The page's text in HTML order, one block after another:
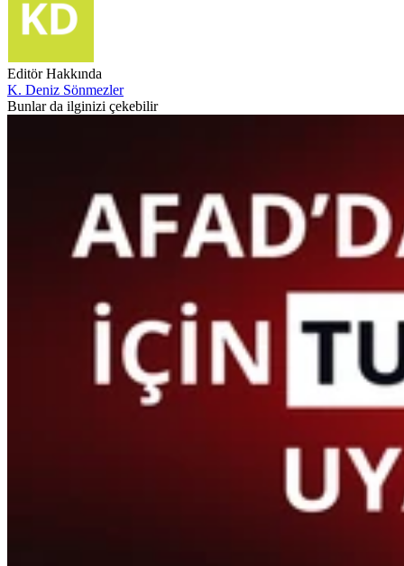
Editör Hakkında
K. Deniz Sönmezler
Bunlar da ilginizi çekebilir